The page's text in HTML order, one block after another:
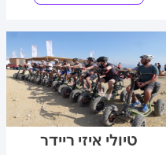
טיולי איזי ריידר